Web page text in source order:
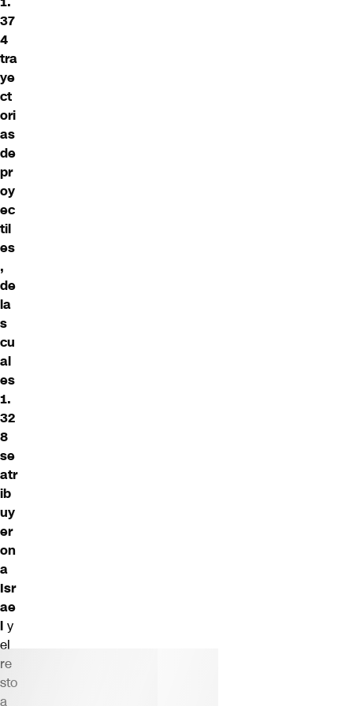
37
4
tra
ye
ct
ori
as
de
pr
oy
ec
til
es
,
de
la
s
cu
al
es
1.
32
8
se
atr
ib
uy
er
on
a
Isr
ae
l y
el
re
sto
a